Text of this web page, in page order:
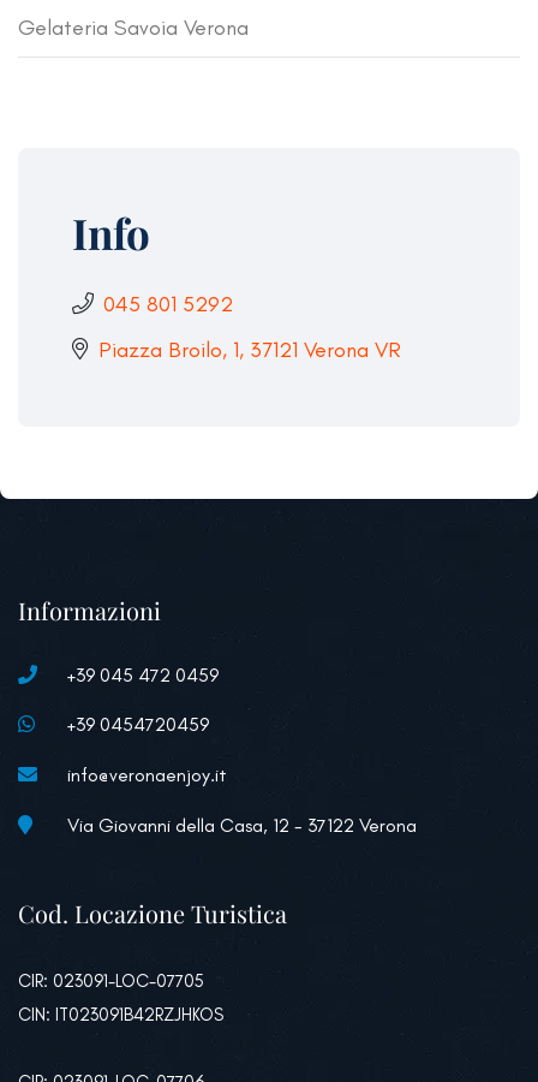
Gelateria Savoia Verona
Info
045 801 5292
Piazza Broilo, 1, 37121 Verona VR
Informazioni
+39 045 472 0459
+39 0454720459
info@veronaenjoy.it
Via Giovanni della Casa, 12 - 37122 Verona
Cod. Locazione Turistica
CIR: 023091-LOC-07705
CIN: IT023091B42RZJHKOS